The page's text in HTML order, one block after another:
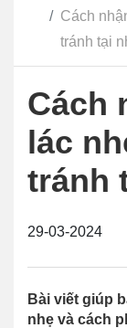
Cách
tránh tại
Cách
lác
tránh
29-03-2024
Bài viết giúp
nhẹ và cách